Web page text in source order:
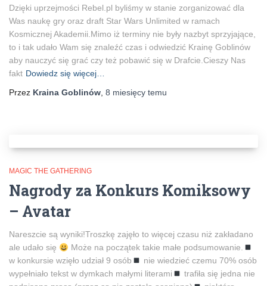
Dzięki uprzejmości Rebel.pl byliśmy w stanie zorganizować dla
Was naukę gry oraz draft Star Wars Unlimited w ramach
Kosmicznej Akademii.Mimo iż terminy nie były nazbyt sprzyjające,
to i tak udało Wam się znaleźć czas i odwiedzić Krainę Goblinów
aby nauczyć się grać czy też pobawić się w Drafcie.Cieszy Nas
fakt Dowiedz się więcej…
Przez Kraina Goblinów, 8 miesięcy temu
MAGIC THE GATHERING
Nagrody za Konkurs Komiksowy
– Avatar
Nareszcie są wyniki!Troszkę zajęło to więcej czasu niż zakładano
ale udało się
Może na początek takie małe podsumowanie.
w konkursie wzięło udział 9 osób
nie wiedzieć czemu 70% osób
wypełniało tekst w dymkach małymi literami
trafiła się jedna nie